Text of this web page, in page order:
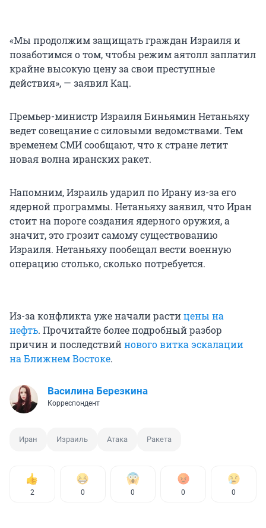
«Мы продолжим защищать граждан Израиля и
позаботимся о том, чтобы режим аятолл заплатил
крайне высокую цену за свои преступные
действия», — заявил Кац.
Премьер-министр Израиля Биньямин Нетаньяху
ведет совещание с силовыми ведомствами. Тем
временем СМИ сообщают, что к стране летит
новая волна иранских ракет.
Напомним, Израиль ударил по Ирану из-за его
ядерной программы. Нетаньяху заявил, что Иран
стоит на пороге создания ядерного оружия, а
значит, это грозит самому существованию
Израиля. Нетаньяху пообещал вести военную
операцию столько, сколько потребуется.
Из-за конфликта уже начали растицены на
нефть. Прочитайте более подробный разбор
причин и последствийнового витка эскалации
на Ближнем Востоке.
Василина Березкина
Корреспондент
Иран Израиль Атака Ракета
2 0 0 0 0